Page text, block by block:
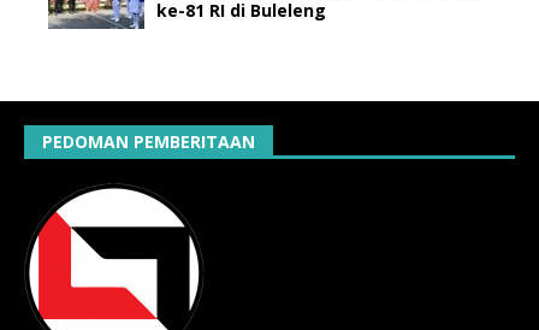
ke-81 RI di Buleleng
PEDOMAN PEMBERITAAN